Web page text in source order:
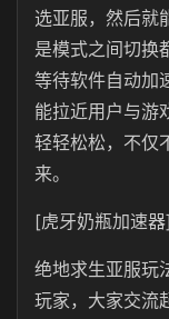
选亚服，然后就
是模式之间切换
等待软件自动加
能拉近用户与游
轻轻松松，不仅
来。
[虎牙奶瓶加速器]
绝地求生亚服玩
玩家，大家交流